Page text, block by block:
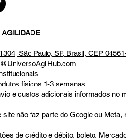
São Paulo, SP, Brasil, CEP
físicos 1-3 semanas
e custos adicionais informados no
não faz parte do Google ou
de crédito e débito, boleto,